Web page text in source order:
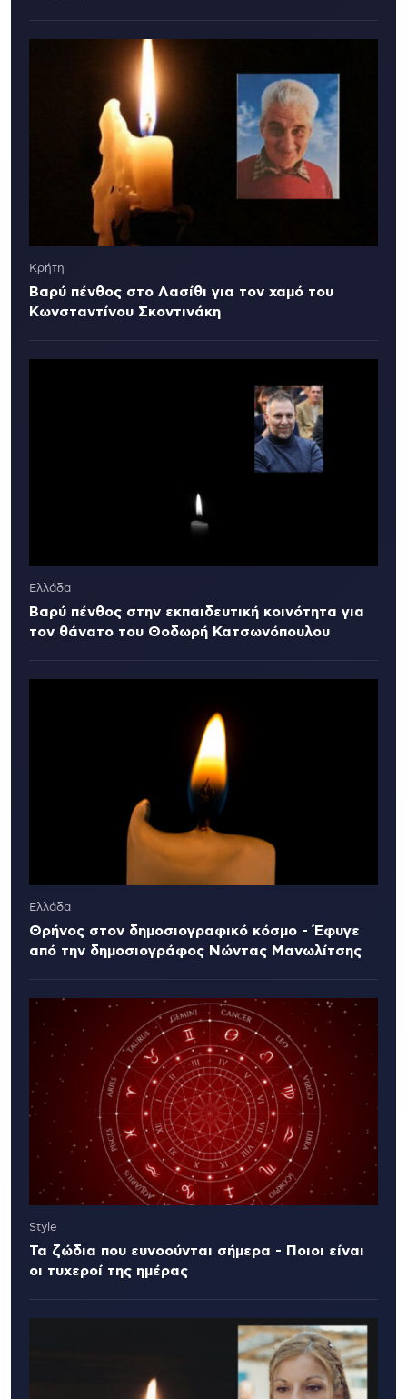
Κρήτη
Βαρύ πένθος στο Λασίθι για τον χαμό του
Κωνσταντίνου Σκοντινάκη
Ελλάδα
Βαρύ πένθος στην εκπαιδευτική κοινότητα για
τον θάνατο του Θοδωρή Κατσωνόπουλου
Ελλάδα
Θρήνος στον δημοσιογραφικό κόσμο - Έφυγε
από την δημοσιογράφος Νώντας Μανωλίτσης
Style
Τα ζώδια που ευνοούνται σήμερα - Ποιοι είναι
οι τυχεροί της ημέρας